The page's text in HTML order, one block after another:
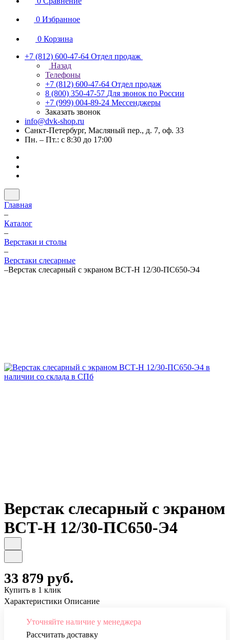
0 Избранное
0 Корзина
+7 (812) 600-47-64 Отдел продаж
Назад
Телефоны
+7 (812) 600-47-64 Отдел продаж
8 (800) 350-47-57 Для звонок по России
+7 (999) 004-89-24 Мессенджеры
Заказать звонок
info@dvk-shop.ru
Санкт-Петербург, Масляный пер., д. 7, оф. 33
Пн. – Пт.: с 8:30 до 17:00
Главная
–
Каталог
–
Верстаки и столы
–
Верстаки слесарные
–Верстак слесарный с экраном ВСТ-Н 12/30-ПС650-Э4
Верстак слесарный с экраном
ВСТ-Н 12/30-ПС650-Э4
33 879 руб.
Купить в 1 клик
Характеристики Описание
Уточняйте наличие у менеджера
Рассчитать доставку